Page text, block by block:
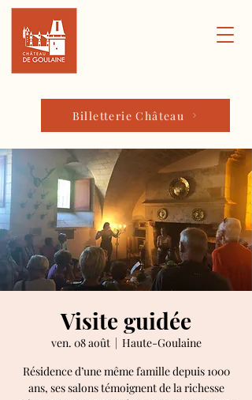
Billetterie Château
Visite guidée
ven. 08 août
  |
Haute-Goulaine
Résidence d’une même famille depuis 1000
ans, ses salons témoignent de la richesse